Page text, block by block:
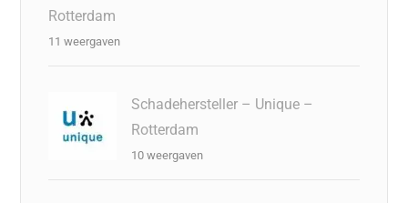
Rotterdam
11 weergaven
Schadehersteller – Unique –
Rotterdam
10 weergaven